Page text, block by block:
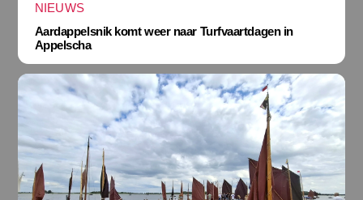
NIEUWS
Aardappelsnik komt weer naar Turfvaartdagen in
Appelscha